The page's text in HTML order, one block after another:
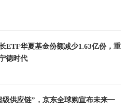
ETF华夏基金份额减少1.63亿份，重
德时代
供应链”，京东全球购宣布未来一